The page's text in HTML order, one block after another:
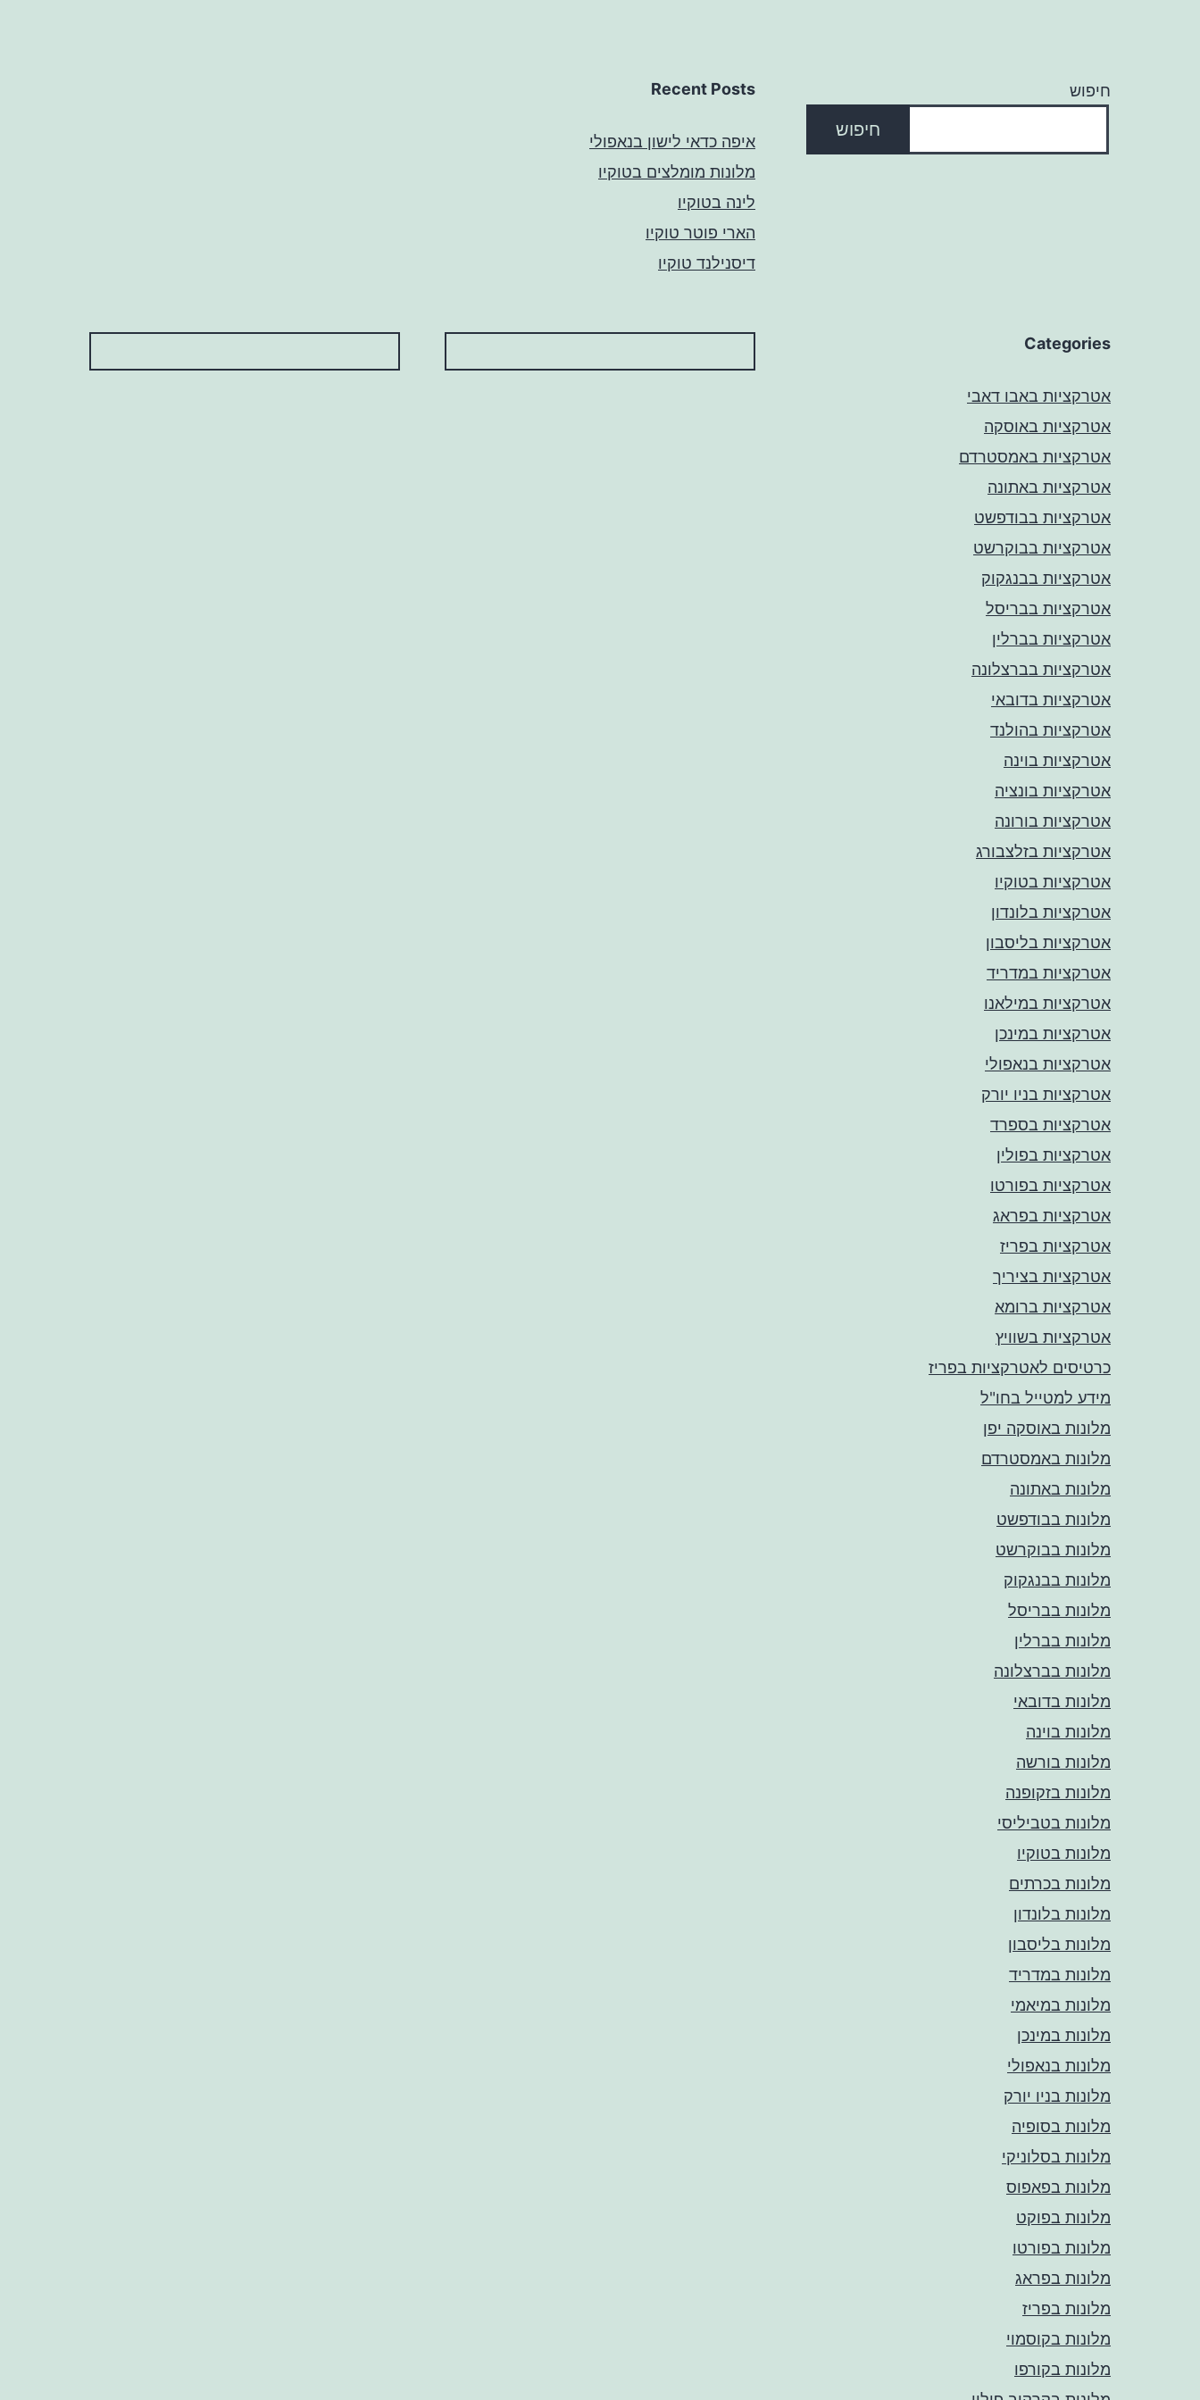
חיפוש
חיפוש
Recent Posts
איפה כדאי לישון בנאפולי
מלונות מומלצים בטוקיו
לינה בטוקיו
הארי פוטר טוקיו
דיסנילנד טוקיו
Categories
אטרקציות באבו דאבי
אטרקציות באוסקה
אטרקציות באמסטרדם
אטרקציות באתונה
אטרקציות בבודפשט
אטרקציות בבוקרשט
אטרקציות בבנגקוק
אטרקציות בבריסל
אטרקציות בברלין
אטרקציות בברצלונה
אטרקציות בדובאי
אטרקציות בהולנד
אטרקציות בוינה
אטרקציות בונציה
אטרקציות בורונה
אטרקציות בזלצבורג
אטרקציות בטוקיו
אטרקציות בלונדון
אטרקציות בליסבון
אטרקציות במדריד
אטרקציות במילאנו
אטרקציות במינכן
אטרקציות בנאפולי
אטרקציות בניו יורק
אטרקציות בספרד
אטרקציות בפולין
אטרקציות בפורטו
אטרקציות בפראג
אטרקציות בפריז
אטרקציות בציריך
אטרקציות ברומא
אטרקציות בשוויץ
כרטיסים לאטרקציות בפריז
מידע למטייל בחו"ל
מלונות באוסקה יפן
מלונות באמסטרדם
מלונות באתונה
מלונות בבודפשט
מלונות בבוקרשט
מלונות בבנגקוק
מלונות בבריסל
מלונות בברלין
מלונות בברצלונה
מלונות בדובאי
מלונות בוינה
מלונות בורשה
מלונות בזקופנה
מלונות בטביליסי
מלונות בטוקיו
מלונות בכרתים
מלונות בלונדון
מלונות בליסבון
מלונות במדריד
מלונות במיאמי
מלונות במינכן
מלונות בנאפולי
מלונות בניו יורק
מלונות בסופיה
מלונות בסלוניקי
מלונות בפאפוס
מלונות בפוקט
מלונות בפורטו
מלונות בפראג
מלונות בפריז
מלונות בקוסמוי
מלונות בקורפו